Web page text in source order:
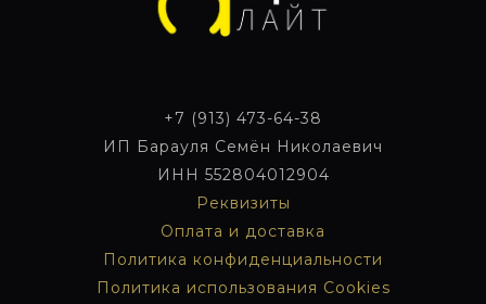
+7 (913) 473-64-38
ИП Барауля Семён Николаевич
ИНН 552804012904
Реквизиты
Оплата и доставка
Политика конфиденциальности
Политика использования Cookies